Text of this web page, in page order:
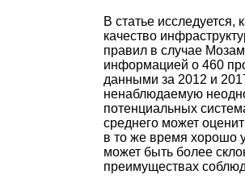
В статье исследуется,
качество
правил в случае
информацией о 460
данными за 2012 и
ненаблюдаемую
потенциальных
среднего может
в то же время хорошо
может быть более
преимуществах